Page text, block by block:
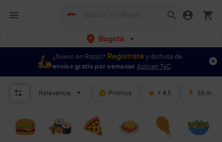
Bogotá
¿Nuevo en Rappi? Regístrate y disfruta de
envíos gratis por semanas Aplican TyC
Relevancia Promos + 4.5 35 mins